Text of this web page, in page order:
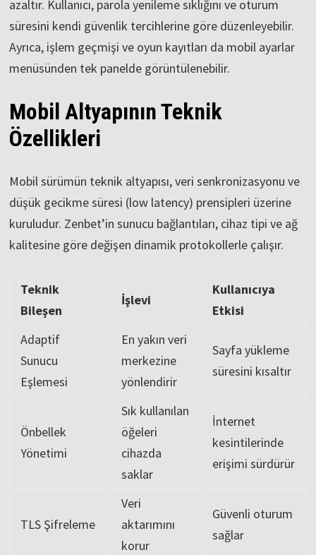
azaltır. Kullanıcı, parola yenileme sıklığını ve oturum
süresini kendi güvenlik tercihlerine göre düzenleyebilir.
Ayrıca, işlem geçmişi ve oyun kayıtları da mobil ayarlar
menüsünden tek panelde görüntülenebilir.
Mobil Altyapının Teknik
Özellikleri
Mobil sürümün teknik altyapısı, veri senkronizasyonu ve
düşük gecikme süresi (low latency) prensipleri üzerine
kuruludur. Zenbet’in sunucu bağlantıları, cihaz tipi ve ağ
kalitesine göre değişen dinamik protokollerle çalışır.
Teknik
Bileşen
İşlevi
Kullanıcıya
Etkisi
Adaptif
Sunucu
Eşlemesi
En yakın veri
merkezine
yönlendirir
Sayfa yükleme
süresini kısaltır
Önbellek
Yönetimi
Sık kullanılan
öğeleri
cihazda
saklar
İnternet
kesintilerinde
erişimi sürdürür
TLS Şifreleme
Veri
aktarımını
korur
Güvenli oturum
sağlar